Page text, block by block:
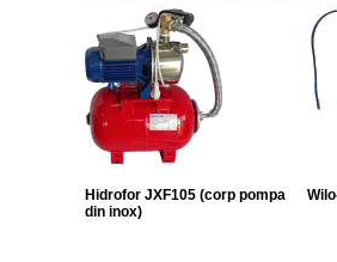
Hidrofor JXF105 (corp pompa
din inox)